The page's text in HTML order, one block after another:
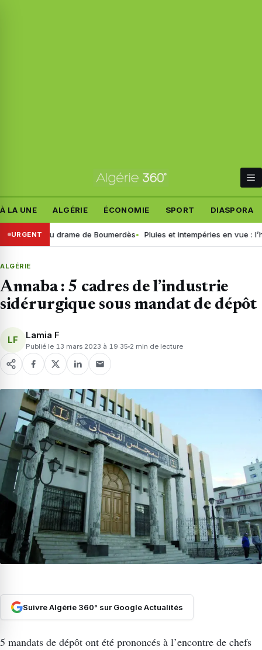
À LA UNE ALGÉRIE ÉCONOMIE SPORT DIASPORA
URGENT
du drame de Boumerdès Pluies et intempéries en vue : l’heure
ALGÉRIE
Annaba : 5 cadres de l’industrie
sidérurgique sous mandat de dépôt
LF Lamia F
Publié le 13 mars 2023 à 19:35 2 min de lecture
Suivre Algérie 360° sur Google Actualités
5 mandats de dépôt ont été prononcés à l’encontre de chefs